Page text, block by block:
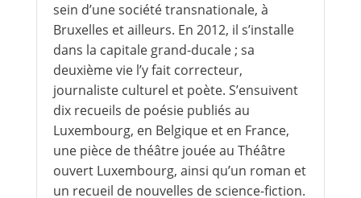
sein d’une société transnationale, à
Bruxelles et ailleurs. En 2012, il s’installe
dans la capitale grand-ducale ; sa
deuxième vie l’y fait correcteur,
journaliste culturel et poète. S’ensuivent
dix recueils de poésie publiés au
Luxembourg, en Belgique et en France,
une pièce de théâtre jouée au Théâtre
ouvert Luxembourg, ainsi qu’un roman et
un recueil de nouvelles de science-fiction.